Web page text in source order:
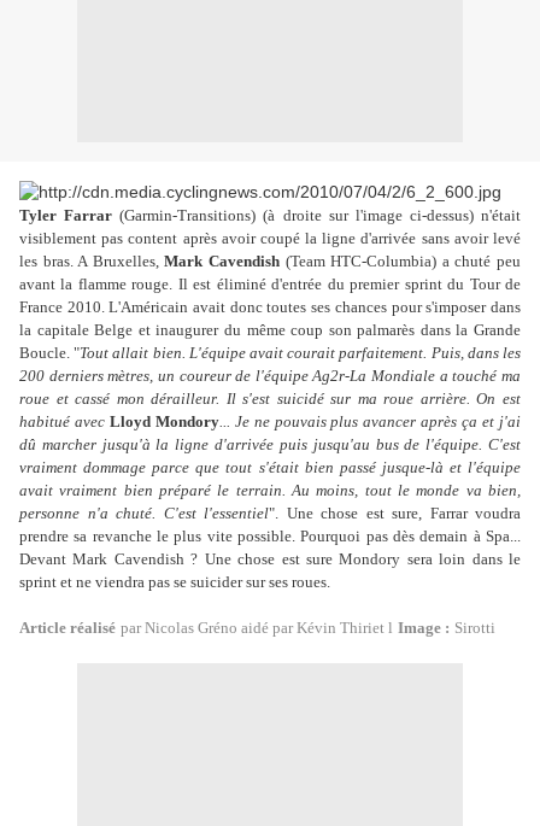
Tyler Farrar (Garmin-Transitions) (à droite sur l'image ci-dessus) n'était
visiblement pas content après avoir coupé la ligne d'arrivée sans avoir levé
les bras. A Bruxelles,Mark Cavendish (Team HTC-Columbia) a chuté peu
avant la flamme rouge. Il est éliminé d'entrée du premier sprint du Tour de
France 2010. L'Américain avait donc toutes ses chances pour s'imposer dans
la capitale Belge et inaugurer du même coup son palmarès dans la Grande
Boucle. "Tout allait bien. L'équipe avait courait parfaitement. Puis, dans les
200 derniers mètres, un coureur de l'équipe Ag2r-La Mondiale a touché ma
roue et cassé mon dérailleur. Il s'est suicidé sur ma roue arrière. On est
habitué avec Lloyd Mondory... Je ne pouvais plus avancer après ça et j'ai
dû marcher jusqu'à la ligne d'arrivée puis jusqu'au bus de l'équipe. C'est
vraiment dommage parce que tout s'était bien passé jusque-là et l'équipe
avait vraiment bien préparé le terrain. Au moins, tout le monde va bien,
personne n'a chuté. C'est l'essentiel". Une chose est sure, Farrar voudra
prendre sa revanche le plus vite possible. Pourquoi pas dès demain à Spa...
Devant Mark Cavendish ? Une chose est sure Mondory sera loin dans le
sprint et ne viendra pas se suicider sur ses roues.
Article réalisé par Nicolas Gréno aidé par Kévin Thiriet l Image : Sirotti